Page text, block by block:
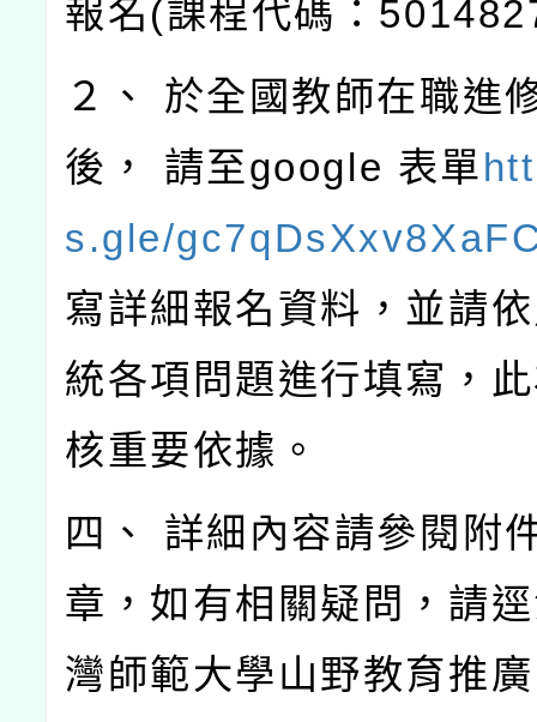
報名(課程代碼：
２、 於全國教師在職進
後， 請至google 表單
s.gle/
寫詳細報名資料，並請
統各項問題進行填寫，
核重要依據。
四、 詳細內容請參閱附
章，如有相關疑問，請
灣師範大學山野教育推